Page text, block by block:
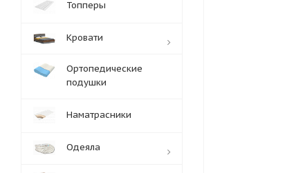
Топперы
Кровати
Ортопедические
подушки
Наматрасники
Одеяла